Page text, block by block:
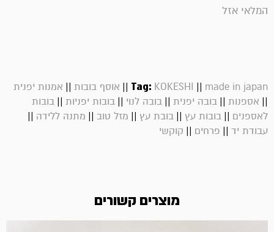
המלאי אזל
Tag: KOKESHI || made in japan
|| אוסף בובות || אמנות יפנית
|| אספנות || בובה יפנית || בובה לנוי || בובות יפניות || בובות
לאספנים || בובות עץ || בובת עץ || מזל טוב || מתנה ללידה ||
עבודת יד || פרחים || קוקשי
מוצרים קשורים